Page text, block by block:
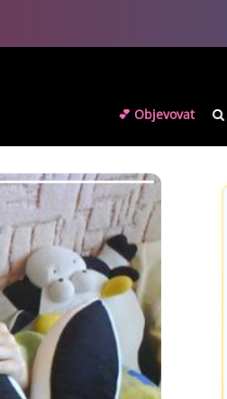
💕 Objevovat